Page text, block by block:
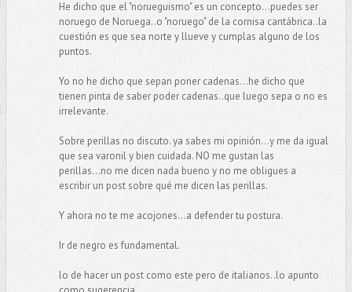
He dicho que el "norueguismo" es un concepto...puedes ser
noruego de Noruega..o "noruego" de la cornisa cantábrica..la
cuestión es que sea norte y llueve y cumplas alguno de los
puntos.
Yo no he dicho que sepan poner cadenas...he dicho que
tienen pinta de saber poder cadenas..que luego sepa o no es
irrelevante.
Sobre perillas no discuto. ya sabes mi opinión...y me da igual
que sea varonil y bien cuidada. NO me gustan las
perillas...no me dicen nada bueno y no me obligues a
escribir un post sobre qué me dicen las perillas.
Y ahora no te me acojones...a defender tu postura.
Ir de negro es fundamental.
lo de hacer un post como este pero de italianos..lo apunto